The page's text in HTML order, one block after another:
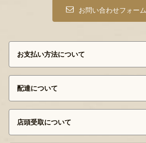
お問い合わせフォーム
お支払い方法について
配達について
店頭受取について